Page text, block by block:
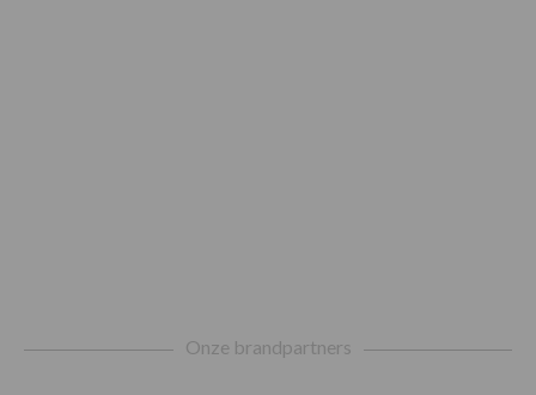
Onze brandpartners